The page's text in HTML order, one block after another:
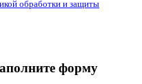
обработки и защиты
форму